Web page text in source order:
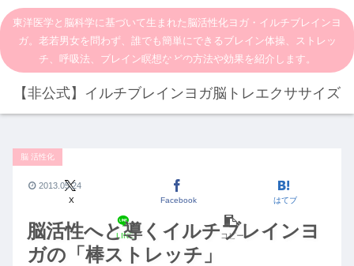
東洋医学と脳科学に基づいて生まれた脳活性化ヨガ・イルチブレインヨ
ガ。老若男女を問わず、誰でも簡単にできるブレイン体操、ストレッ
チ、呼吸法、ブレイン瞑想などの方法や効果を紹介します。
【非公式】イルチブレインヨガ脳トレエクササイズ
脳活性へと導くイルチブレインヨ
ガの「棒ストレッチ」
脳 活性化
X Facebook はてブ
LINE コピー
2013.05.24